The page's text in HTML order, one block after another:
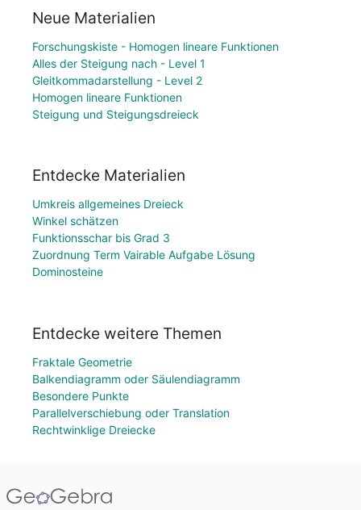
Neue Materialien
Forschungskiste - Homogen lineare Funktionen
Alles der Steigung nach - Level 1
Gleitkommadarstellung - Level 2
Homogen lineare Funktionen
Steigung und Steigungsdreieck
Entdecke Materialien
Umkreis allgemeines Dreieck
Winkel schätzen
Funktionsschar bis Grad 3
Zuordnung Term Vairable Aufgabe Lösung
Dominosteine
Entdecke weitere Themen
Fraktale Geometrie
Balkendiagramm oder Säulendiagramm
Besondere Punkte
Parallelverschiebung oder Translation
Rechtwinklige Dreiecke